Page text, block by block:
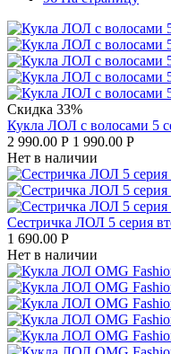
Скидка 33%
Кукла ЛОЛ с волосами 5
2 990.00 Р 1 990.00 Р
Нет в наличии
Сестричка ЛОЛ 5 серия
1 690.00 Р
Нет в наличии